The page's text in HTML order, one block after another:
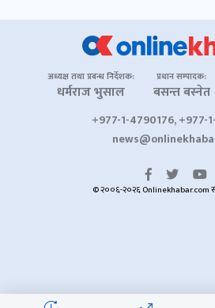
अध्यक्ष तथा प्रबन्ध निर्देशक:
धर्मराज भुसाल
प्रधान सम्पादक:
बसन्त बस्नेत
+977-1-4790176, +977-
© २००६-२०२६ Onlinekhabar.com